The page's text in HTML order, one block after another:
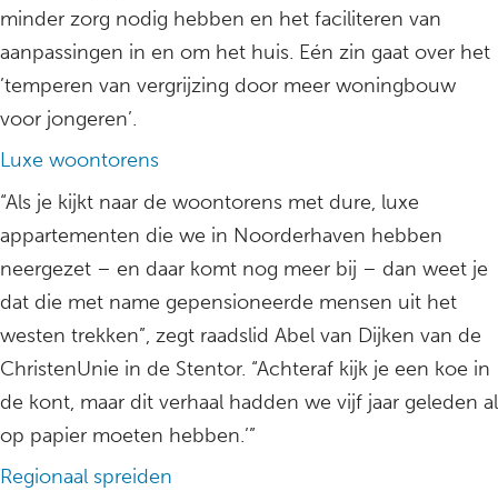
minder zorg nodig hebben en het faciliteren van
aanpassingen in en om het huis. Eén zin gaat over het
’temperen van vergrijzing door meer woningbouw
voor jongeren’.
Luxe woontorens
“Als je kijkt naar de woontorens met dure, luxe
appartementen die we in Noorderhaven hebben
neergezet – en daar komt nog meer bij – dan weet je
dat die met name gepensioneerde mensen uit het
westen trekken”, zegt raadslid Abel van Dijken van de
ChristenUnie in de Stentor. “Achteraf kijk je een koe in
de kont, maar dit verhaal hadden we vijf jaar geleden al
op papier moeten hebben.’”
Regionaal spreiden